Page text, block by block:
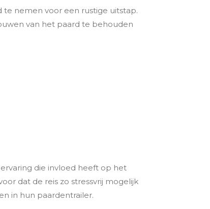
te nemen voor een rustige uitstap.
van het paard te behouden
die invloed heeft op het
dat de reis zo stressvrij mogelijk
in hun paardentrailer.